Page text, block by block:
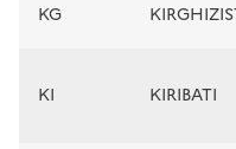
KG
KI KIRIBATI